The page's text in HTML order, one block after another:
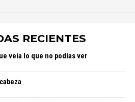
RECIENTES
veía lo que no podías ver